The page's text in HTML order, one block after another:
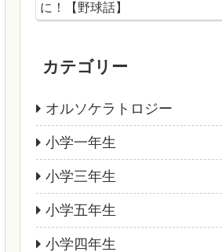
に！【野球話】
カテゴリー
オルソケラトロジー
小学一年生
小学三年生
小学五年生
小学四年生